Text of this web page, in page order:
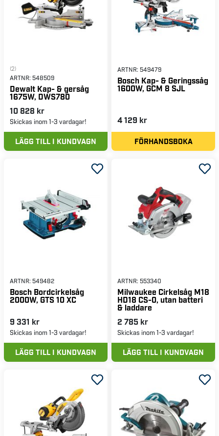
(2)
ARTNR: 548509
Dewalt Kap- & gersåg
1675W, DWS780
10 828 kr
Skickas inom 1-3 vardagar!
LÄGG TILL I KUNDVAGN
ARTNR: 549479
Bosch Kap- & Geringssåg
1600W, GCM 8 SJL
4 129 kr
FÖRHANDSBOKA
ARTNR: 549482
Bosch Bordcirkelsåg
2000W, GTS 10 XC
9 331 kr
Skickas inom 1-3 vardagar!
LÄGG TILL I KUNDVAGN
ARTNR: 553340
Milwaukee Cirkelsåg M18
HD18 CS-0, utan batteri
& laddare
2 785 kr
Skickas inom 1-3 vardagar!
LÄGG TILL I KUNDVAGN